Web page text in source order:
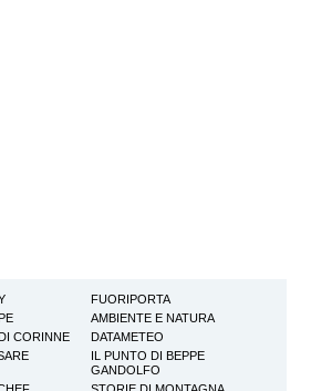
FUORIPORTA
AMBIENTE E NATURA
CORINNE
DATAMETEO
IL PUNTO DI BEPPE
GANDOLFO